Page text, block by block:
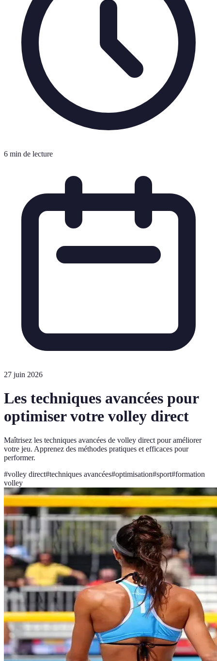
6 min de lecture
27 juin 2026
Les techniques avancées pour
optimiser votre volley direct
Maîtrisez les techniques avancées de volley direct pour améliorer
votre jeu. Apprenez des méthodes pratiques et efficaces pour
performer.
#volley direct#techniques avancées#optimisation#sport#formation
volley